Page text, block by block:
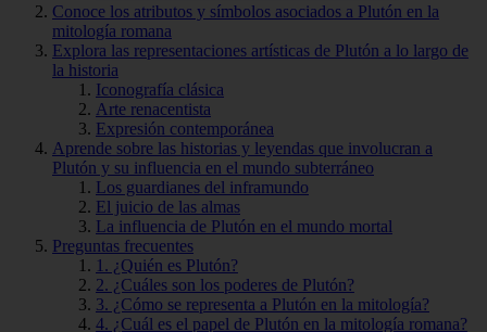
Conoce los atributos y símbolos asociados a Plutón en la
mitología romana
Explora las representaciones artísticas de Plutón a lo largo de
la historia
Iconografía clásica
Arte renacentista
Expresión contemporánea
Aprende sobre las historias y leyendas que involucran a
Plutón y su influencia en el mundo subterráneo
Los guardianes del inframundo
El juicio de las almas
La influencia de Plutón en el mundo mortal
Preguntas frecuentes
1. ¿Quién es Plutón?
2. ¿Cuáles son los poderes de Plutón?
3. ¿Cómo se representa a Plutón en la mitología?
4. ¿Cuál es el papel de Plutón en la mitología romana?